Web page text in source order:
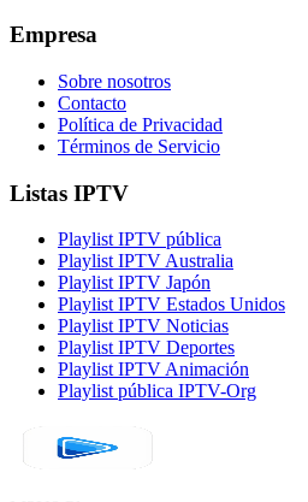
Empresa
Sobre nosotros
Contacto
Política de Privacidad
Términos de Servicio
Listas IPTV
Playlist IPTV pública
Playlist IPTV Australia
Playlist IPTV Japón
Playlist IPTV Estados Unidos
Playlist IPTV Noticias
Playlist IPTV Deportes
Playlist IPTV Animación
Playlist pública IPTV-Org